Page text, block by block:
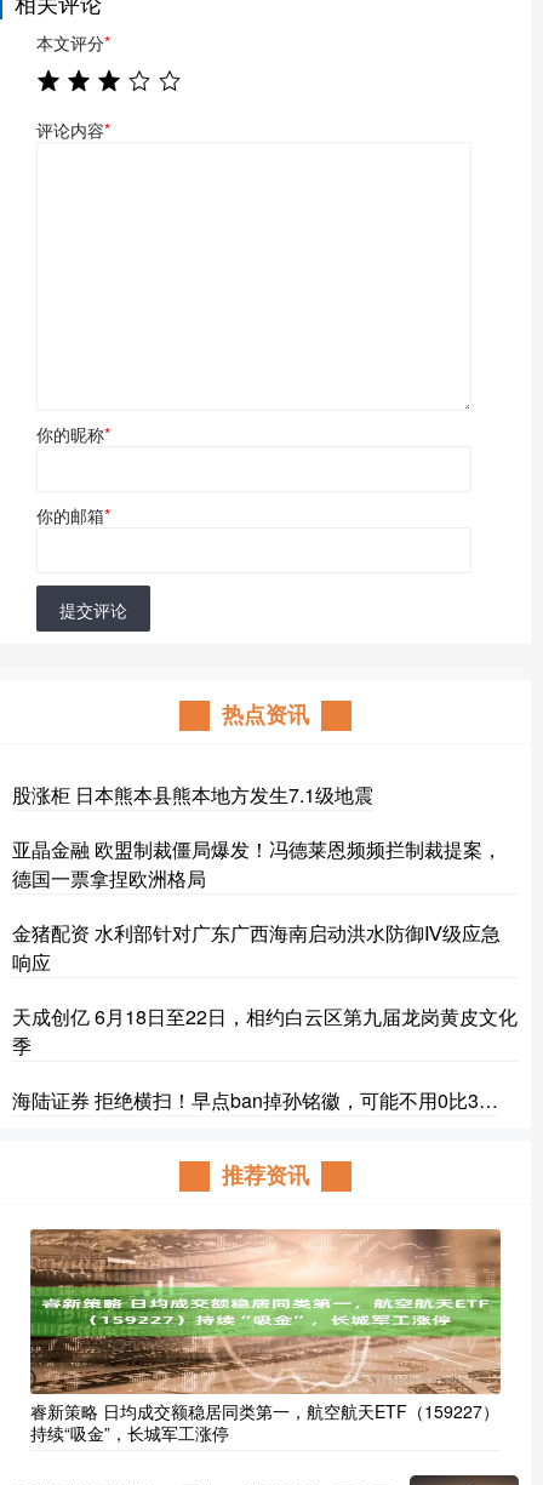
本文评分*
评论内容*
你的昵称*
你的邮箱*
提交评论
热点资讯
股涨柜 日本熊本县熊本地方发生7.1级地震
亚晶金融 欧盟制裁僵局爆发！冯德莱恩频频拦制裁提案，
德国一票拿捏欧洲格局
金猪配资 水利部针对广东广西海南启动洪水防御Ⅳ级应急
响应
天成创亿 6月18日至22日，相约白云区第九届龙岗黄皮文化
季
海陆证券 拒绝横扫！早点ban掉孙铭徽，可能不用0比3…
推荐资讯
睿新策略 日均成交额稳居同类第一，航空航天ETF（159227）
持续“吸金”，长城军工涨停